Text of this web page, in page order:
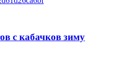
с кабачков зиму